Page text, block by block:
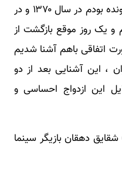
است. من بخاطر اینکه جهشی خونده بودم در سال ۱۳۷۰ و در
و یک روز موقع بازگشت از
اتفاقی باهم آشنا شدیم
، این آشنایی بعد از دو
این ازدواج احساسی و
دهقان بازیگر سینما